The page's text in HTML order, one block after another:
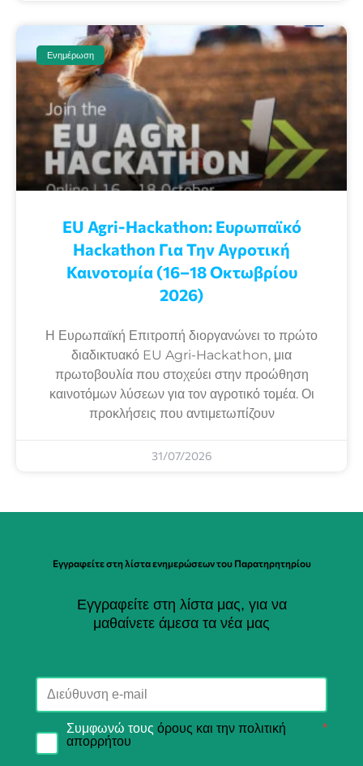
Ενημέρωση
EU Agri-Hackathon: Eυρωπαϊκό
Ηackathon Για Την Αγροτική
Καινοτομία (16–18 Οκτωβρίου
2026)
Η Ευρωπαϊκή Επιτροπή διοργανώνει το πρώτο
διαδικτυακό EU Agri-Hackathon, μια
πρωτοβουλία που στοχεύει στην προώθηση
καινοτόμων λύσεων για τον αγροτικό τομέα. Οι
προκλήσεις που αντιμετωπίζουν
31/07/2026
Εγγραφείτε στη λίστα ενημερώσεων του Παρατηρητηρίου
Εγγραφείτε στη λίστα μας, για να
μαθαίνετε άμεσα τα νέα μας
Συμφωνώ τους όρους και την πολιτική
απορρήτου
*